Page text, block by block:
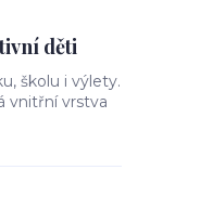
děti
školu i výlety.
vnitřní vrstva